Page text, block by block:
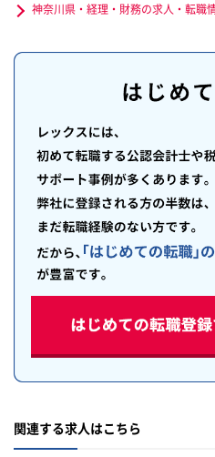
神奈川県・経理・財務の求人・転職
関連する求人はこちら